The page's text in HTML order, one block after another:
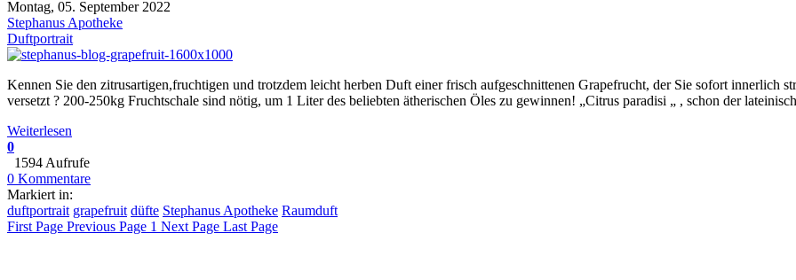
Montag, 05. September 2022
Stephanus Apotheke
Duftportrait
Kennen Sie den zitrusartigen,fruchtigen und trotzdem leicht herben Duft einer frisch aufgeschnittenen Grapefrucht, der Sie sofort innerlich
versetzt ? 200-250kg Fruchtschale sind nötig, um 1 Liter des beliebten ätherischen Öles zu gewinnen! „Citrus paradisi „ , schon der
Weiterlesen
0
1594 Aufrufe
0 Kommentare
Markiert in:
duftportrait grapefruit düfte Stephanus Apotheke Raumduft
First Page Previous Page 1 Next Page Last Page